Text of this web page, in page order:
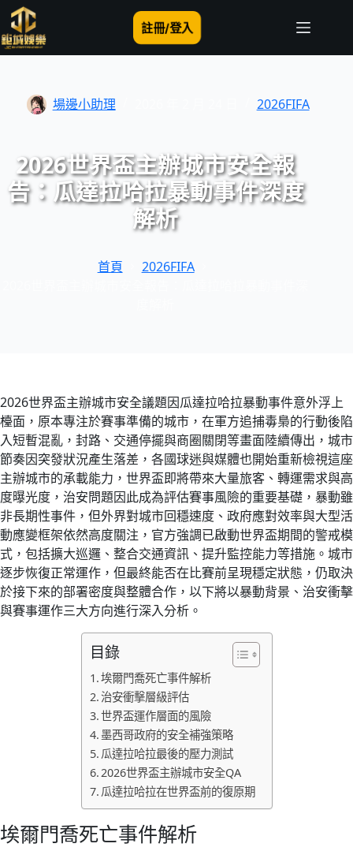
跳
至
主
註冊/登入
場邊小助理 2026FIFA
2026世界盃主辦城市安全報
告：瓜達拉哈拉暴動事件深度
解析
首頁
2026FIFA
2026世界盃主辦城市安全議題因瓜達拉哈拉暴動事件意外浮上
檯面，原本專注於賽事準備的城市，在軍方追捕毒梟的行動後陷
入短暫混亂，封路、交通停擺與商圈關閉等畫面陸續傳出，城市
節奏因突發狀況產生落差，各國球迷與媒體也開始重新檢視這座
主辦城市的承載能力，世界盃即將帶來大量旅客、轉運需求與高
度曝光度，治安問題因此成為評估賽事風險的重要基礎，暴動雖
非長期性事件，但外界對城市回穩速度、政府應對效率與大型活
動應變框架依然高度關注，官方強調已啟動世界盃期間的警戒模
式，包括擴大巡邏、整合交通資訊、提升監控能力等措施。城市
逐步恢復正常運作，但最終能否在比賽前呈現穩定狀態，仍取決
於接下來的部署密度與整體合作，以下將以暴動背景、治安衝擊
與賽事運作三大方向進行深入分析。
目錄
埃爾門喬死亡事件解析
治安衝擊層級評估
世界盃運作層面的風險
墨西哥政府的安全補強策略
瓜達拉哈拉最後的壓力測試
2026世界盃主辦城市安全QA
瓜達拉哈拉在世界盃前的復原期
埃爾門喬死亡事件解析